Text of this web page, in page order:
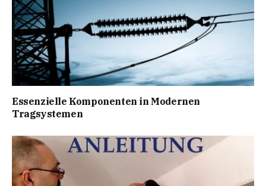
Essenzielle Komponenten in Modernen
Tragsystemen